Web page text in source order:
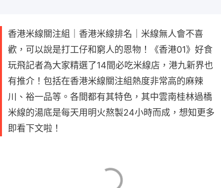
香港米線關注組｜香港米線排名｜米線無人會不喜
歡，可以說是打工仔和窮人的恩物！《香港01》好食
玩飛記者為大家精選了14間必吃米線店，港九新界也
有推介！包括在香港米線關注組熱度非常高的麻辣
川、裕一品等。各間都有其特色，其中雲南桂林過橋
米線的湯底是每天用明火熬製24小時而成，想知更多
即看下文啦！